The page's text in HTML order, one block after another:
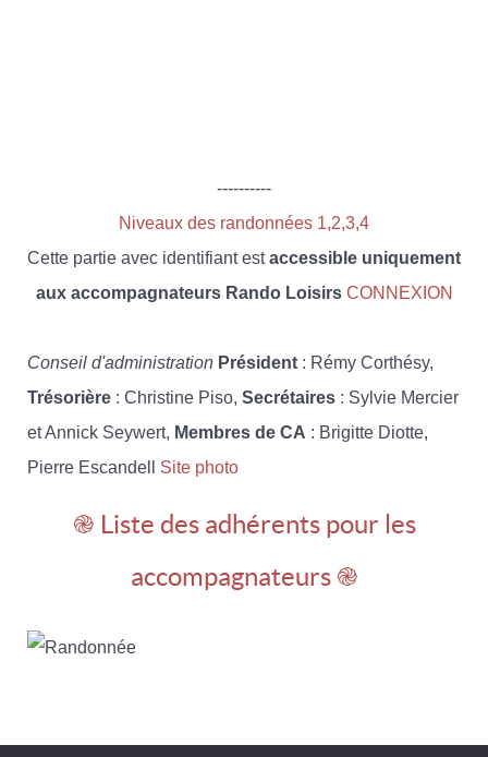
----------
Niveaux des randonnées 1,2,3,4
Cette partie avec identifiant estaccessible uniquement
aux accompagnateurs Rando Loisirs CONNEXION
Conseil d'administration Président : Rémy Corthésy,
Trésorière : Christine Piso, Secrétaires : Sylvie Mercier
et Annick Seywert, Membres de CA : Brigitte Diotte,
Pierre Escandell Site photo
֎ Liste des adhérents pour les
accompagnateurs ֎